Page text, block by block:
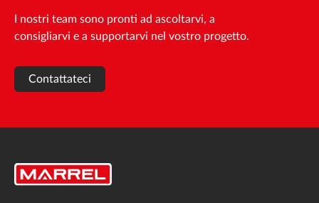
I nostri team sono pronti ad ascoltarvi, a
consigliarvi e a supportarvi nel vostro progetto.
Contattateci